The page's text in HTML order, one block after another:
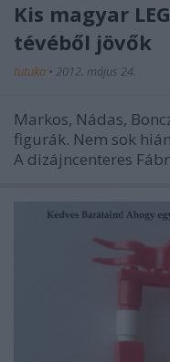
Kis magyar
tévéből jövők
tutuka • 2012. május 24.
Markos, Nádas,
figurák. Nem sok
A dizájncenteres